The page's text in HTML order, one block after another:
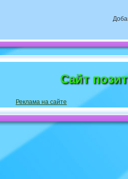
Сайт
Реклама на сайте